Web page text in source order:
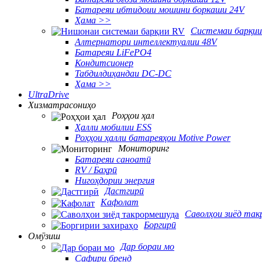
Батареяи ибтидоии мошини боркаши 24V
Ҳама >>
Системаи
Алтернатори интеллектуалии 48V
Батареяи LiFePO4
Кондитсионер
Табдилдиҳандаи DC-DC
Ҳама >>
UltraDrive
Хизматрасониҳо
Роҳҳои ҳал
Ҳалли мобилии ESS
Роҳҳои ҳалли батареяҳои Motive Power
Мониторинг
Батареяи саноатӣ
RV / Баҳрӣ
Нигоҳдории энергия
Дастгирӣ
Кафолат
Саволҳои зиёд
Боргирӣ
Омӯзиш
Дар бораи мо
Сафири бренд